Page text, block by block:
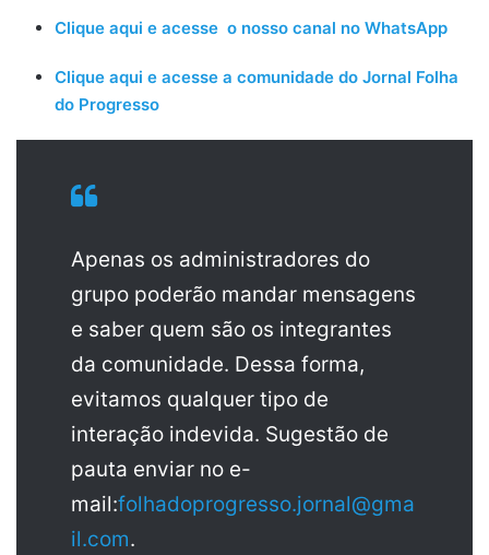
Clique aqui e acesse o nosso canal no WhatsApp
Clique aqui e acesse a comunidade do Jornal Folha
do Progresso
Apenas os administradores do
grupo poderão mandar mensagens
e saber quem são os integrantes
da comunidade. Dessa forma,
evitamos qualquer tipo de
interação indevida. Sugestão de
pauta enviar no e-
mail:folhadoprogresso.jornal@gma
il.com.